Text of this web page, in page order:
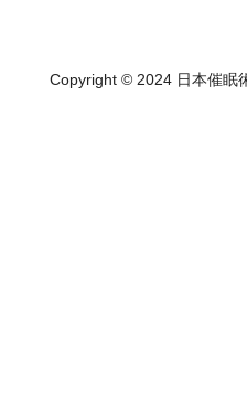
Copyright © 2024 日本催眠